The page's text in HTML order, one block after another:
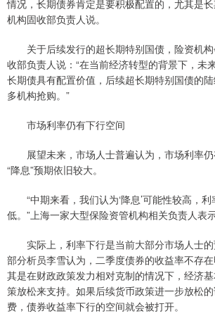
情况，长期债券肯定是要积极配置的，尤其是
机构固收部负责人说。
关于后续发行的超长期特别国债，险资机构
收部负责人说：“在当前经济转型的背景下，未
长期债具有配置价值，后续超长期特别国债的
多机构抢购。”
市场利率仍有下行空间
展望未来，市场人士普遍认为，市场利率仍
“降息”预期依旧较大。
“中期来看，我们认为‘降息’可能性较高，利
低。”上海一家大型保险资管机构相关负责人表示
实际上，利率下行是当前大部分市场人士的
部分析员李雪认为，二季度债券的收益率不存
其是在财政政策发力相对克制的情况下，经济
策放松来支持。如果后续货币政策进一步放松
费，债券收益率下行的空间就会被打开。